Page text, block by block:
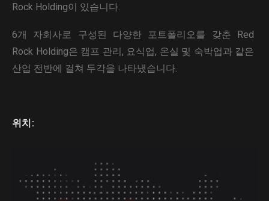
Rock Holding이 있습니다.
6개 자회사로 구성된 다양한 포트폴리오를 갖춘 Red
Rock Holding은 캠프 관리, 요식업, 온실 및 숙박업과 같은
산업 전반에 걸쳐 두각을 나타냈습니다.
위치: